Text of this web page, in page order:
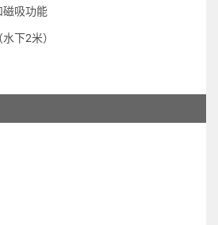
磁吸功能
下2米）